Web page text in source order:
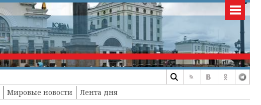
Мировые новости
Лента дня